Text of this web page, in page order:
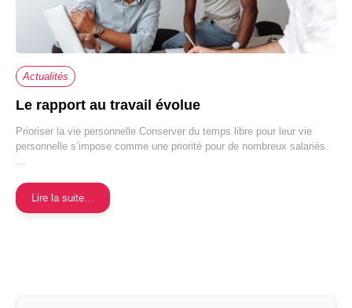
Actualités
Le rapport au travail évolue
Prioriser la vie personnelle Conserver du temps libre pour leur vie
personnelle s’impose comme une priorité pour de nombreux salariés.
…
Lire la suite…